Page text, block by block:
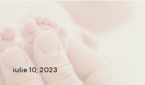
iulie 10, 2023